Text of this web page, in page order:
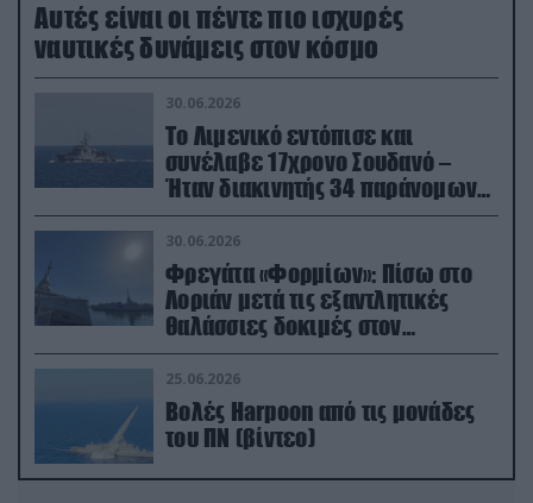
Aυτές είναι οι πέντε πιο ισχυρές
ναυτικές δυνάμεις στον κόσμο
30.06.2026
Το Λιμενικό εντόπισε και
συνέλαβε 17χρονο Σουδανό –
Ήταν διακινητής 34 παράνομων
μεταναστών
30.06.2026
Φρεγάτα «Φορμίων»: Πίσω στο
Λοριάν μετά τις εξαντλητικές
θαλάσσιες δοκιμές στον
απαιτητικό Βισκαϊκό
25.06.2026
Βολές Harpoon από τις μονάδες
του ΠΝ (βίντεο)